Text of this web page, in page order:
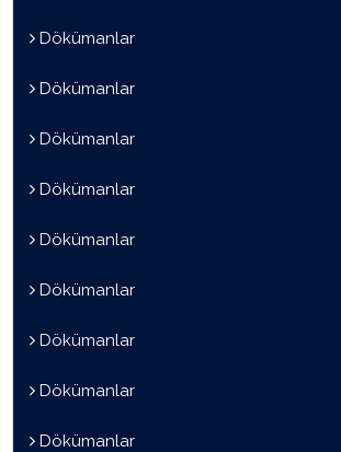
Dökümanlar
Dökümanlar
Dökümanlar
Dökümanlar
Dökümanlar
Dökümanlar
Dökümanlar
Dökümanlar
Dökümanlar